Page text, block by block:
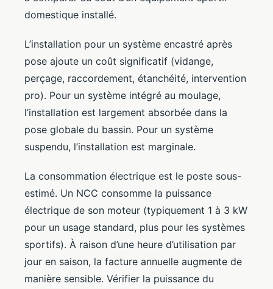
domestique installé.
L’installation pour un système encastré après
pose ajoute un coût significatif (vidange,
perçage, raccordement, étanchéité, intervention
pro). Pour un système intégré au moulage,
l’installation est largement absorbée dans la
pose globale du bassin. Pour un système
suspendu, l’installation est marginale.
La consommation électrique est le poste sous-
estimé. Un NCC consomme la puissance
électrique de son moteur (typiquement 1 à 3 kW
pour un usage standard, plus pour les systèmes
sportifs). À raison d’une heure d’utilisation par
jour en saison, la facture annuelle augmente de
manière sensible. Vérifier la puissance du